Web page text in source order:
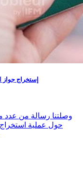
إستخراج جواز
وصلتنا رسالة من عدد
حول عملية